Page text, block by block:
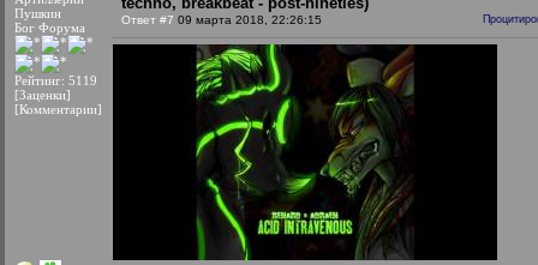
Пушкин
Бог Форума
Рейтинг: 5119
[Заценки]
[Комментарии]
Ответ #7 09 марта 2018, 22:26:15